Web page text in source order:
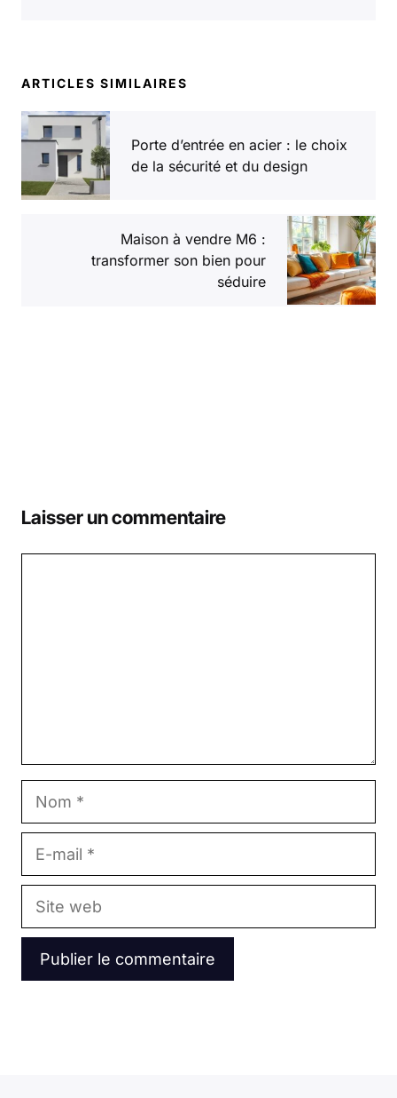
ARTICLES SIMILAIRES
Porte d’entrée en acier : le choix
de la sécurité et du design
Maison à vendre M6 :
transformer son bien pour
séduire
Laisser un commentaire
Site